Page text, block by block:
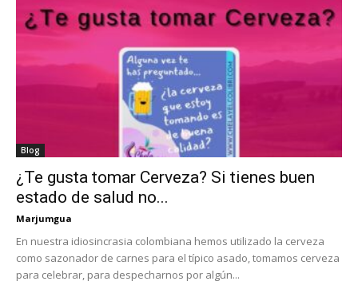
Blog
¿Te gusta tomar Cerveza? Si tienes buen
estado de salud no...
Marjumgua
En nuestra idiosincrasia colombiana hemos utilizado la cerveza
como sazonador de carnes para el típico asado, tomamos cerveza
para celebrar, para despecharnos por algún...